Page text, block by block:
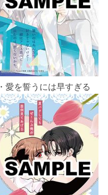
・愛を誓うには早すぎる